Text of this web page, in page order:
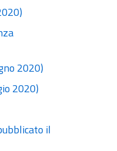
2020)
2020)
il